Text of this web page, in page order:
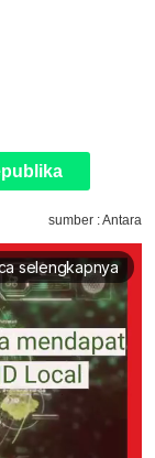
sumber : Antara
selengkapnya